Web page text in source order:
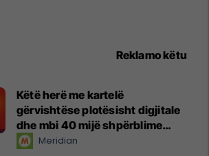
Reklamo këtu
Këtë herë me kartelë
gërvishtëse plotësisht digjitale
dhe mbi 40 mijë shpërblime
instant!Meridian